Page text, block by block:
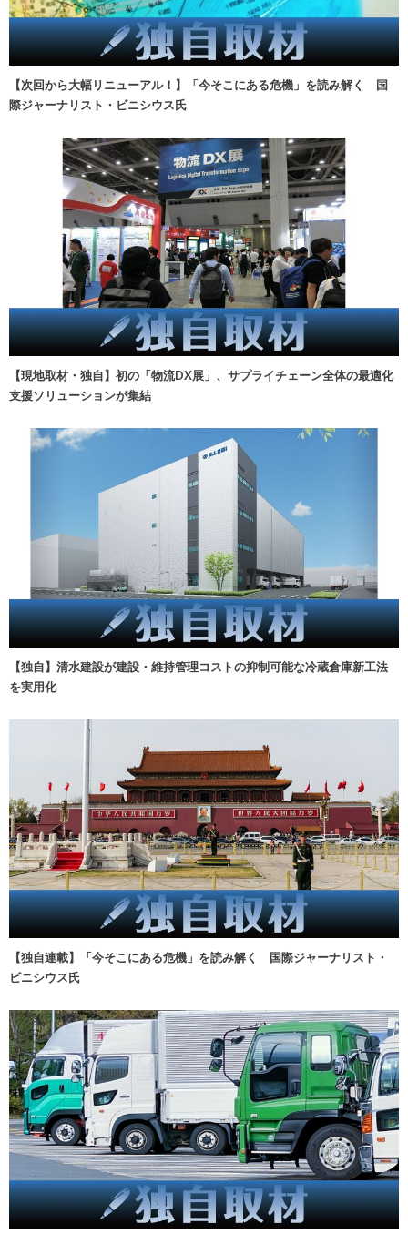
【次回から大幅リニューアル！】「今そこにある危機」を読み解く 国
際ジャーナリスト・ビニシウス氏
【現地取材・独自】初の「物流DX展」、サプライチェーン全体の最適化
支援ソリューションが集結
【独自】清水建設が建設・維持管理コストの抑制可能な冷蔵倉庫新工法
を実用化
【独自連載】「今そこにある危機」を読み解く 国際ジャーナリスト・
ビニシウス氏